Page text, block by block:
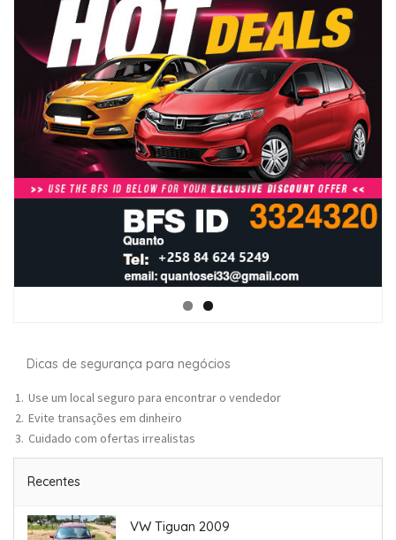
Dicas de segurança para negócios
Use um local seguro para encontrar o vendedor
Evite transações em dinheiro
Cuidado com ofertas irrealistas
Recentes
VW Tiguan 2009